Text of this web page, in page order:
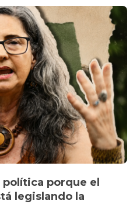
política porque el
legislando la